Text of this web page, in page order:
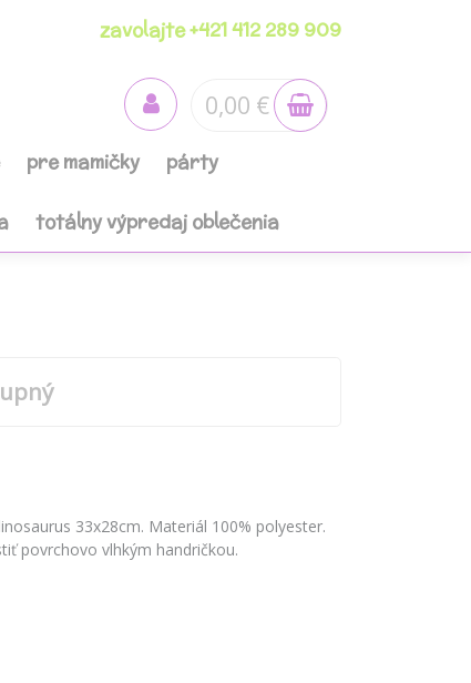
zavolajte +421 412 289 909
0,00 €
pre mamičky párty
totálny výpredaj oblečenia
33x28cm. Materiál 100% polyester.
povrchovo vlhkým handričkou.